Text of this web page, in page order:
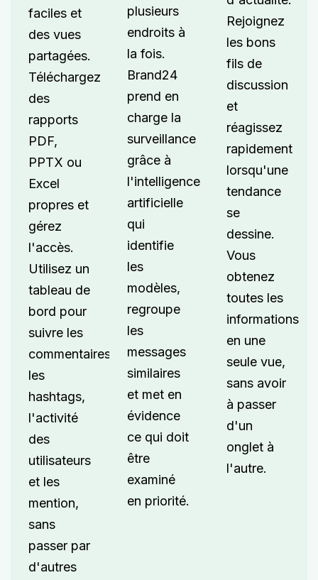
faciles et
des vues
partagées.
Téléchargez
des
rapports
PDF,
PPTX ou
Excel
propres et
gérez
l'accès.
Utilisez un
tableau de
bord pour
suivre les
commentaires,
les
hashtags,
l'activité
des
utilisateurs
et les
mention,
sans
passer par
d'autres
plusieurs
endroits à
la fois.
Brand24
prend en
charge la
surveillance
grâce à
l'intelligence
artificielle
qui
identifie
les
modèles,
regroupe
les
messages
similaires
et met en
évidence
ce qui doit
être
examiné
en priorité.
Rejoignez
les bons
fils de
discussion
et
réagissez
rapidement
lorsqu'une
tendance
se
dessine.
Vous
obtenez
toutes les
informations
en une
seule vue,
sans avoir
à passer
d'un
onglet à
l'autre.